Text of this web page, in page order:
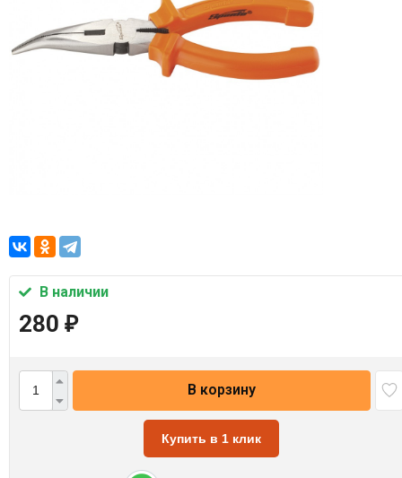
В наличии
280 ₽
В корзину
Купить в 1 клик